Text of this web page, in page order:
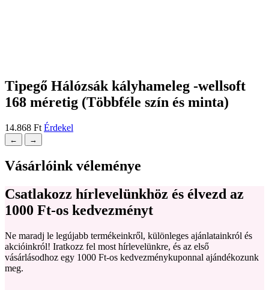
Tipegő Hálózsák kályhameleg -wellsoft
168 méretig (Többféle szín és minta)
14.868 Ft Érdekel
← →
Vásárlóink véleménye
Csatlakozz hírlevelünkhöz és élvezd az
1000 Ft-os kedvezményt
Ne maradj le legújabb termékeinkről, különleges ajánlatainkról és
akcióinkról! Iratkozz fel most hírlevelünkre, és az első
vásárlásodhoz egy 1000 Ft-os kedvezménykuponnal ajándékozunk
meg.